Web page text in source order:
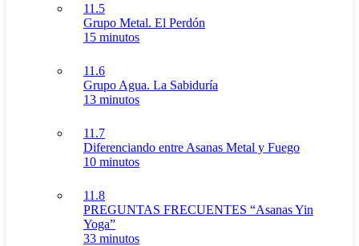
11.5
Grupo Metal. El Perdón
15 minutos
11.6
Grupo Agua. La Sabiduría
13 minutos
11.7
Diferenciando entre Asanas Metal y Fuego
10 minutos
11.8
PREGUNTAS FRECUENTES “Asanas Yin
Yoga”
33 minutos